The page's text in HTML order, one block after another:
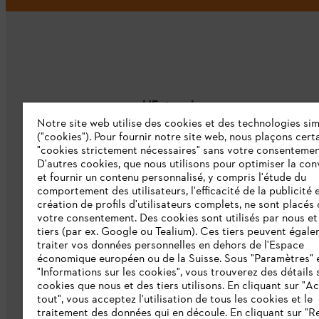
L'Entreprise
À propos de nous
Catalogue
Informations aux fournisseurs
Système d'alerte STIHL
Notre site web utilise des cookies et des technologies
("cookies"). Pour fournir notre site web, nous plaçons
"cookies strictement nécessaires" sans votre
D'autres cookies, que nous utilisons pour optimiser la
et fournir un contenu personnalisé, y compris l'étude du
comportement des utilisateurs, l'efficacité de la publicité
création de profils d'utilisateurs complets, ne sont placés
votre consentement. Des cookies sont utilisés par nous
tiers (par ex. Google ou Tealium). Ces tiers peuvent
traiter vos données personnelles en dehors de l'Espace
économique européen ou de la Suisse. Sous "Paramètres"
"Informations sur les cookies", vous trouverez des détails
cookies que nous et des tiers utilisons. En cliquant sur
tout", vous acceptez l'utilisation de tous les cookies et le
traitement des données qui en découle. En cliquant sur